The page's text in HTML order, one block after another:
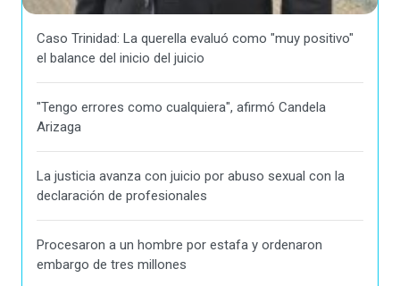
Caso Trinidad: La querella evaluó como "muy positivo"
el balance del inicio del juicio
"Tengo errores como cualquiera", afirmó Candela
Arizaga
La justicia avanza con juicio por abuso sexual con la
declaración de profesionales
Procesaron a un hombre por estafa y ordenaron
embargo de tres millones